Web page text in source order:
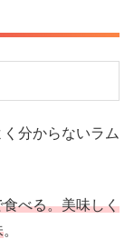
分からないラム
べる。美味しく
。